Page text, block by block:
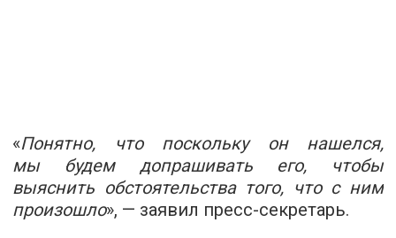
«Понятно, что поскольку он нашелся,
мы будем допрашивать его, чтобы
выяснить обстоятельства того, что с ним
произошло», — заявил пресс-секретарь.